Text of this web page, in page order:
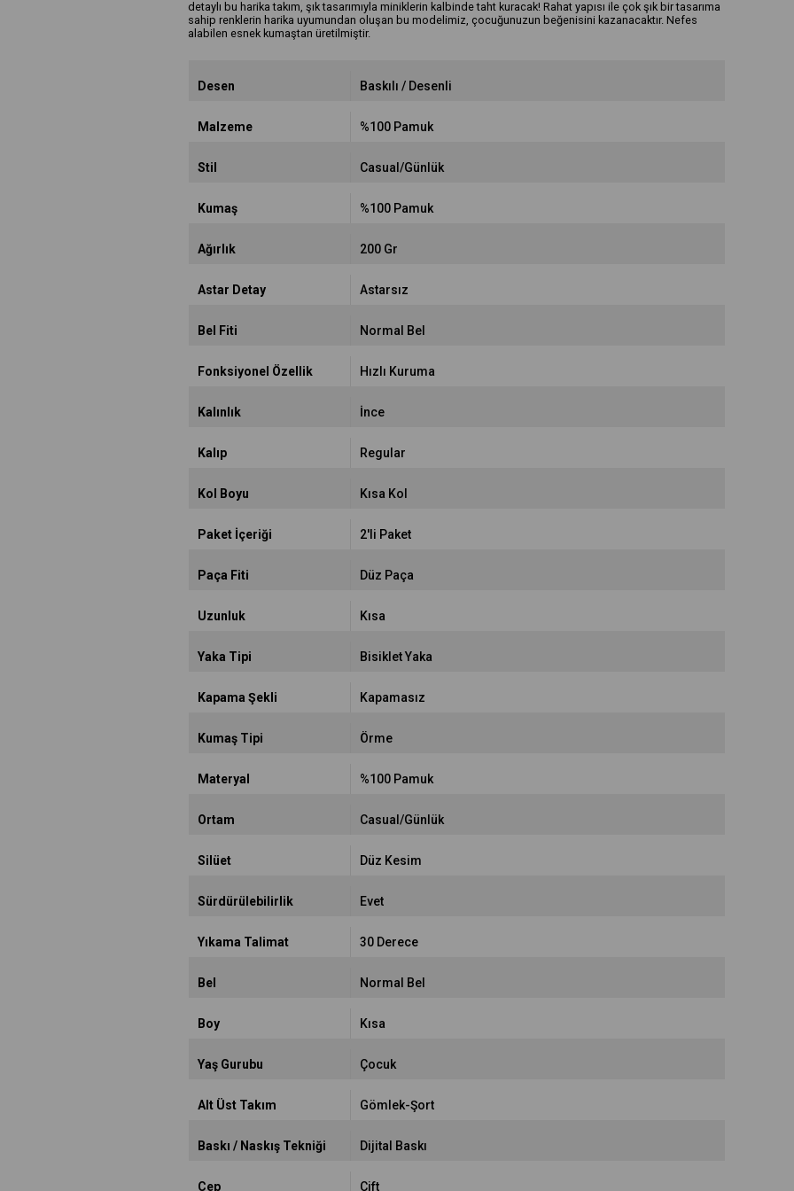
detaylı bu harika takım, şık tasarımıyla miniklerin kalbinde taht kuracak! Rahat yapısı ile çok şık bir tasarıma
sahip renklerin harika uyumundan oluşan bu modelimiz, çocuğunuzun beğenisini kazanacaktır. Nefes
alabilen esnek kumaştan üretilmiştir.
Desen Baskılı / Desenli
Malzeme %100 Pamuk
Stil Casual/Günlük
Kumaş %100 Pamuk
Ağırlık 200 Gr
Astar Detay Astarsız
Bel Fiti Normal Bel
Fonksiyonel Özellik Hızlı Kuruma
Kalınlık İnce
Kalıp Regular
Kol Boyu Kısa Kol
Paket İçeriği 2'li Paket
Paça Fiti Düz Paça
Uzunluk Kısa
Yaka Tipi Bisiklet Yaka
Kapama Şekli Kapamasız
Kumaş Tipi Örme
Materyal %100 Pamuk
Ortam Casual/Günlük
Silüet Düz Kesim
Sürdürülebilirlik Evet
Yıkama Talimat 30 Derece
Bel Normal Bel
Boy Kısa
Yaş Gurubu Çocuk
Alt Üst Takım Gömlek-Şort
Baskı / Naskış Tekniği Dijital Baskı
Cep Çift